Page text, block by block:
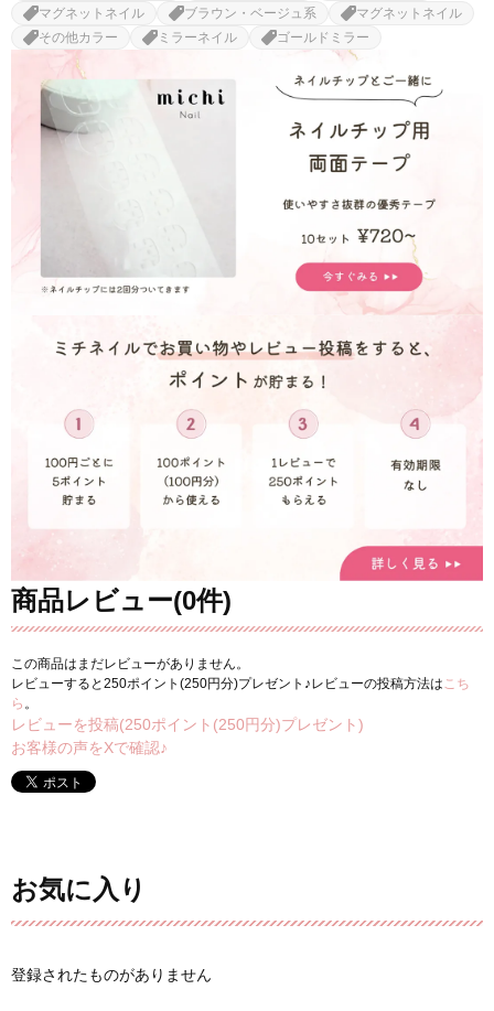
マグネットネイル ブラウン・ベージュ系
マグネットネイル
その他カラー
ミラーネイル ゴールドミラー
商品レビュー(0件)
この商品はまだレビューがありません。
レビューすると250ポイント(250円分)プレゼント♪レビューの投稿方法は こち
ら 。
レビューを投稿(250ポイント(250円分)プレゼント)
お客様の声をXで確認♪
お気に入り
登録されたものがありません